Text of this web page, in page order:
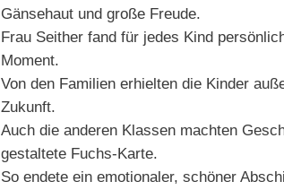
Gänsehaut und große Freude.
Frau Seither fand für jedes Kind
Moment.
Von den Familien erhielten die Kinder
Zukunft.
Auch die anderen Klassen machten
gestaltete Fuchs-Karte.
So endete ein emotionaler, schöner